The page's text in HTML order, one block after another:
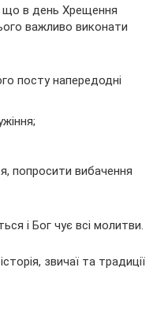
що в день Хрещення
важливо виконати
посту напередодні
попросити вибачення
і Бог чує всі молитви.